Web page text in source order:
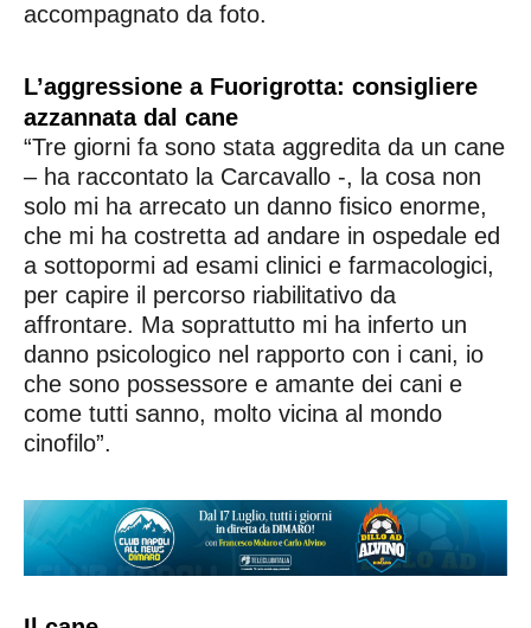
accompagnato da foto.
L’aggressione a Fuorigrotta: consigliere
azzannata dal cane
“Tre giorni fa sono stata aggredita da un cane
– ha raccontato la Carcavallo -, la cosa non
solo mi ha arrecato un danno fisico enorme,
che mi ha costretta ad andare in ospedale ed
a sottopormi ad esami clinici e farmacologici,
per capire il percorso riabilitativo da
affrontare. Ma soprattutto mi ha inferto un
danno psicologico nel rapporto con i cani, io
che sono possessore e amante dei cani e
come tutti sanno, molto vicina al mondo
cinofilo”.